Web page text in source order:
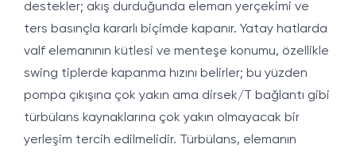
destekler; akış durduğunda eleman yerçekimi ve
ters basınçla kararlı biçimde kapanır. Yatay hatlarda
valf elemanının kütlesi ve menteşe konumu, özellikle
swing tiplerde kapanma hızını belirler; bu yüzden
pompa çıkışına çok yakın ama dirsek/T bağlantı gibi
türbülans kaynaklarına çok yakın olmayacak bir
yerleşim tercih edilmelidir. Türbülans, elemanın